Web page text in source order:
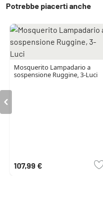
Potrebbe piacerti anche
Mosquerito Lampadario a
sospensione Ruggine, 3-Luci
107,99 €